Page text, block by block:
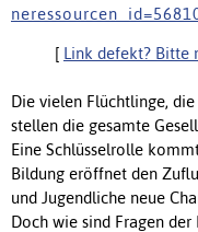
n e r e s s o u r c e n _ i d = 5 6 8 1
[ Link defekt? Bitte
Die vielen Flüchtlinge,
stellen die gesamte
Eine Schlüsselrolle
Bildung eröffnet den
und Jugendliche neue
Doch wie sind Fragen